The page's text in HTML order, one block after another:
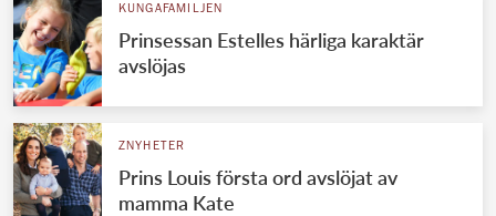
Jordanska kungahuset
Luxemburgska storhertighuset
Japanska kejsarhuset
Thailändska kungahuset
Marockanska kungahuset
KUNGAFAMILJEN
Prinsessan Estelles härliga karaktär
avslöjas
ZNYHETER
Prins Louis första ord avslöjat av
mamma Kate